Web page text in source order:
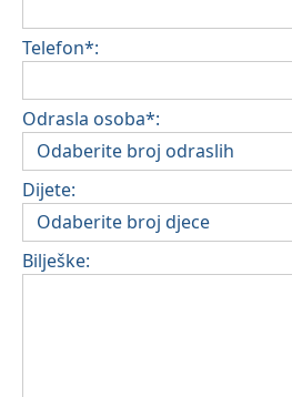
Telefon*:
Odrasla osoba*:
Dijete:
Bilješke: